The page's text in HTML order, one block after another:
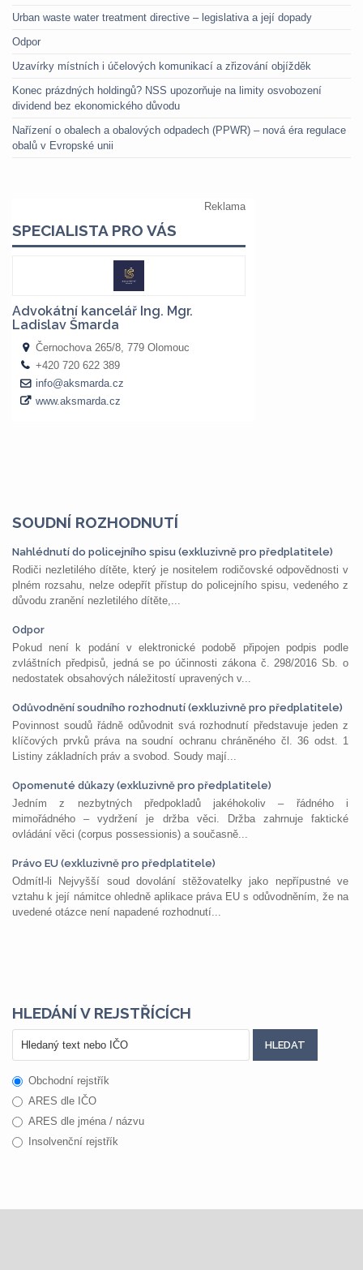
Urban waste water treatment directive – legislativa a její dopady
Odpor
Uzavírky místních i účelových komunikací a zřizování objížděk
Konec prázdných holdingů? NSS upozorňuje na limity osvobození
dividend bez ekonomického důvodu
Nařízení o obalech a obalových odpadech (PPWR) – nová éra regulace
obalů v Evropské unii
SOUDNÍ ROZHODNUTÍ
Nahlédnutí do policejního spisu (exkluzivně pro předplatitele)
Rodiči nezletilého dítěte, který je nositelem rodičovské odpovědnosti v
plném rozsahu, nelze odepřít přístup do policejního spisu, vedeného z
důvodu zranění nezletilého dítěte,...
Odpor
Pokud není k podání v elektronické podobě připojen podpis podle
zvláštních předpisů, jedná se po účinnosti zákona č. 298/2016 Sb. o
nedostatek obsahových náležitostí upravených v...
Odůvodnění soudního rozhodnutí (exkluzivně pro předplatitele)
Povinnost soudů řádně odůvodnit svá rozhodnutí představuje jeden z
klíčových prvků práva na soudní ochranu chráněného čl. 36 odst. 1
Listiny základních práv a svobod. Soudy mají...
Opomenuté důkazy (exkluzivně pro předplatitele)
Jedním z nezbytných předpokladů jakéhokoliv – řádného i
mimořádného – vydržení je držba věci. Držba zahrnuje faktické
ovládání věci (corpus possessionis) a současně...
Právo EU (exkluzivně pro předplatitele)
Odmítl-li Nejvyšší soud dovolání stěžovatelky jako nepřípustné ve
vztahu k její námitce ohledně aplikace práva EU s odůvodněním, že na
uvedené otázce není napadené rozhodnutí...
HLEDÁNÍ V REJSTŘÍCÍCH
Obchodní rejstřík
ARES dle IČO
ARES dle jména / názvu
Insolvenční rejstřík